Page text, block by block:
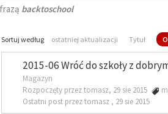
backtoschool
Sortuj według ostatniej aktualizacji Tytuł
2015-06 Wróć do szkoły z
Magazyn
Rozpoczęty przez tomasz, 29 sie 2015
Ostatni post przez tomasz , 29 sie 2015